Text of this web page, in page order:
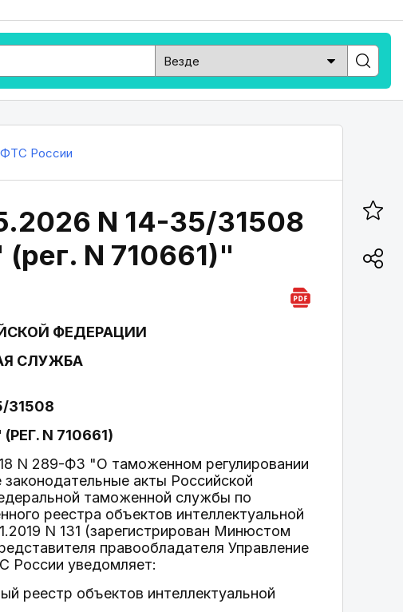
ФТС России
N 14-35/31508
N 710661)"
ФЕДЕРАЦИИ
СЛУЖБА
31508
N 710661)
N 289-ФЗ "О таможенном регулировании
акты Российской
таможенной службы по
реестра объектов интеллектуальной
N 131 (зарегистрирован Минюстом
правообладателя Управление
России уведомляет:
реестр объектов интеллектуальной